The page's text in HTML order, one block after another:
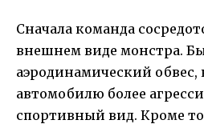
Сначала команда
внешнем виде монстра.
аэродинамический
автомобилю более
спортивный вид. Кроме